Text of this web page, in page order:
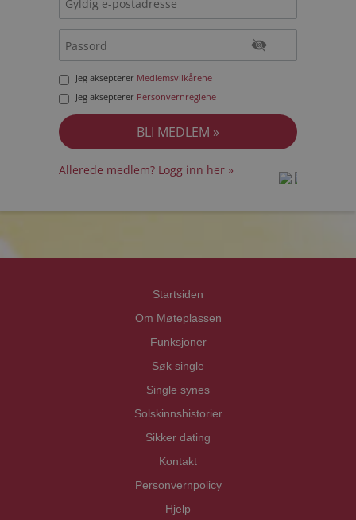
Jeg aksepterer Medlemsvilkårene
Jeg aksepterer Personvernreglene
Allerede medlem? Logg inn her »
Startsiden
Om Møteplassen
Funksjoner
Søk single
Single synes
Solskinnshistorier
Sikker dating
Kontakt
Personvernpolicy
Hjelp